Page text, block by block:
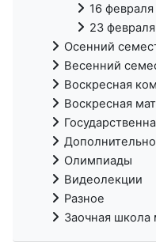
16
23
Осенний
Весенний
Воскресная
Воскресная
Олимпиады
Видеолекции
Разное
Заочная